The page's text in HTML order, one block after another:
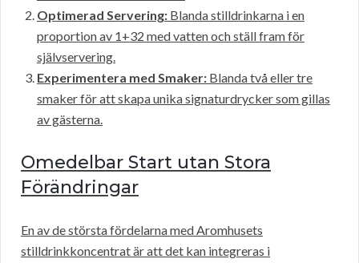
Optimerad Servering: Blanda stilldrinkarna i en
proportion av 1+32 med vatten och ställ fram för
självservering.
Experimentera med Smaker: Blanda två eller tre
smaker för att skapa unika signaturdrycker som gillas
av gästerna.
Omedelbar Start utan Stora
Förändringar
En av de största fördelarna med Aromhusets
stilldrinkkoncentrat är att det kan integreras i